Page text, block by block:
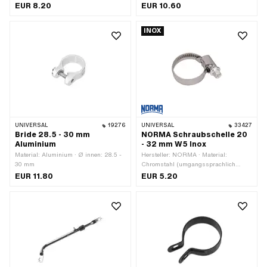
Muttern · Oberfläche: geschwärzt
EUR 8.20
Oberfläche: verzinkt (blau)
EUR 10.60
UNIVERSAL 19276
Bride 28.5 - 30 mm
Aluminium
Material: Aluminium · Ø innen: 28.5 -
30 mm
EUR 11.80
INOX
UNIVERSAL 33427
NORMA Schraubschelle 20
- 32 mm W5 Inox
Hersteller: NORMA · Material:
Chromstahl (umgangssprachlich
bekannt als Nirosta) · Breite: 9 mm ·
EUR 5.20